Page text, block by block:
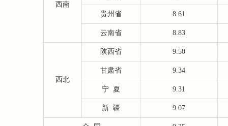
西南
贵州省 8.61
云南省 8.83
西北
陕西省 9.50
甘肃省 9.34
宁 夏 9.31
新 疆 9.07